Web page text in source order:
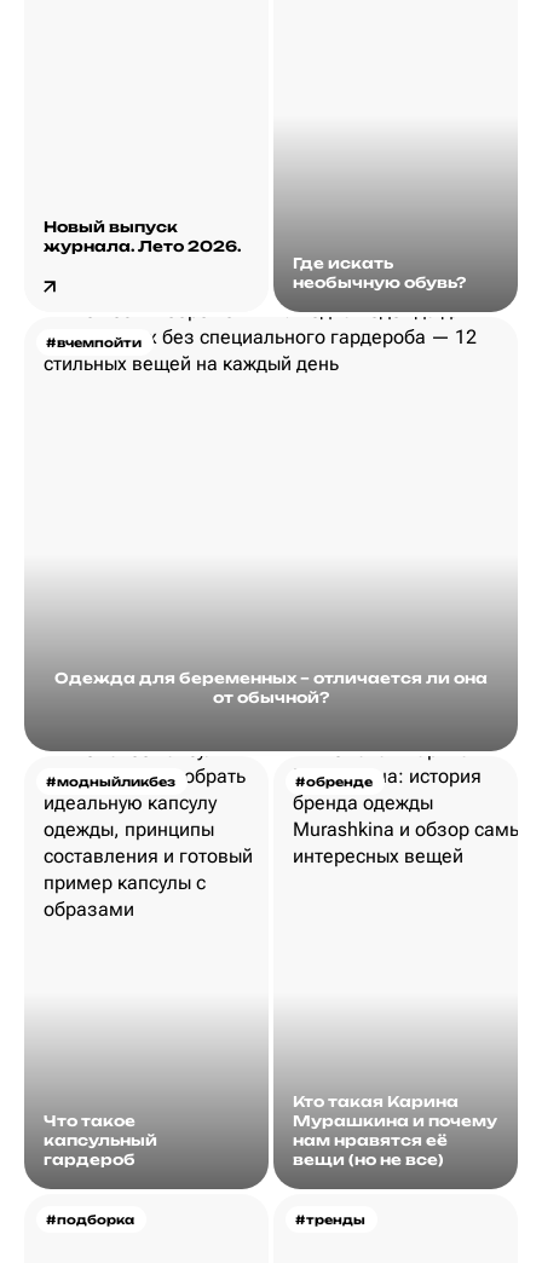
Новый выпуск
журнала. Лето 2026.
Где искать
необычную обувь?
#вчемпойти
Одежда для беременных – отличается ли она
от обычной?
#модныйликбез
Что такое
капсульный
гардероб
#обренде
Кто такая Карина
Мурашкина и почему
нам нравятся её
вещи (но не все)
#подборка #тренды